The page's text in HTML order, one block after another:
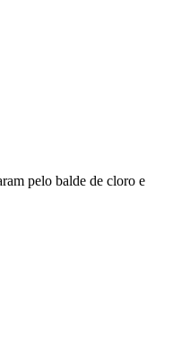
pelo balde de cloro e